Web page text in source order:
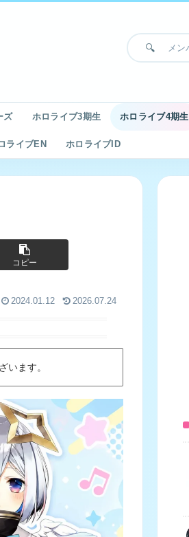
ズ ホロライブ3期生 ホロライブ4期生
ライブEN ホロライブID
コピー
2024.01.12 2026.07.24
います。